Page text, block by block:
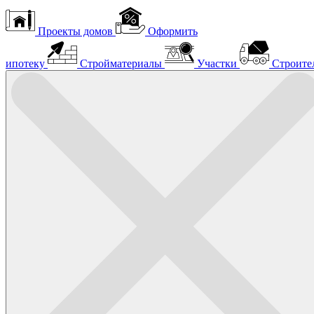
Проекты домов Оформить
ипотеку Стройматериалы Участки